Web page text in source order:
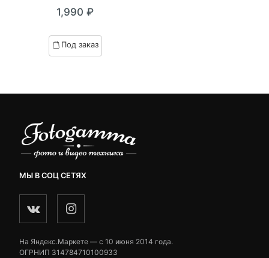
out
based
on
1,990 ₽
Под заказ
МЫ В СОЦ СЕТЯХ
На Яндекс.Маркете — c 10 июня 2014 года.
ОГРНИП 314784710100933